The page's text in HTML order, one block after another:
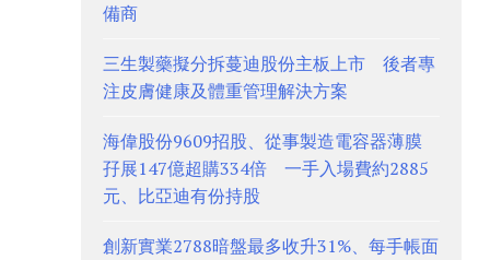
備商
三生製藥擬分拆蔓迪股份主板上市 後者專
注皮膚健康及體重管理解決方案
海偉股份9609招股、從事製造電容器薄膜
孖展147億超購334倍 一手入場費約2885
元、比亞迪有份持股
創新實業2788暗盤最多收升31%、每手帳面